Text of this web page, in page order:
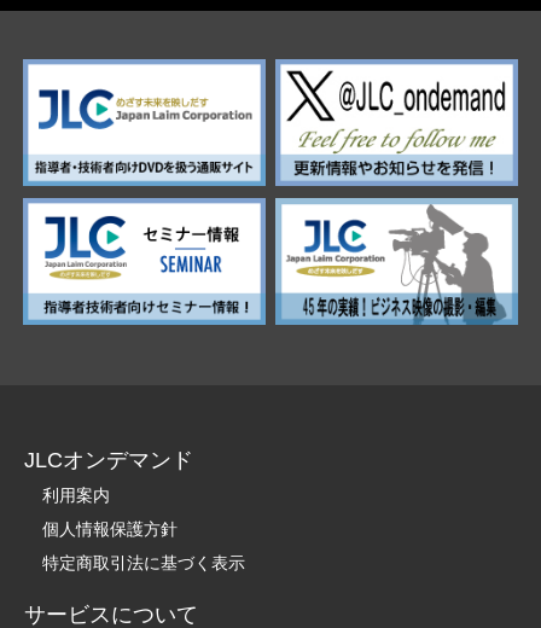
JLCオンデマンド
利用案内
個人情報保護方針
特定商取引法に基づく表示
サービスについて